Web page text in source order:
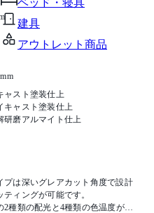
ベッド・寝具
建具
アウトレット商品
ャスト塗装仕上
キャスト塗装仕上
研磨アルマイト仕上
プは深いグレアカット角度で設計
ィングが可能です。
2種類の配光と4種類の色温度が選